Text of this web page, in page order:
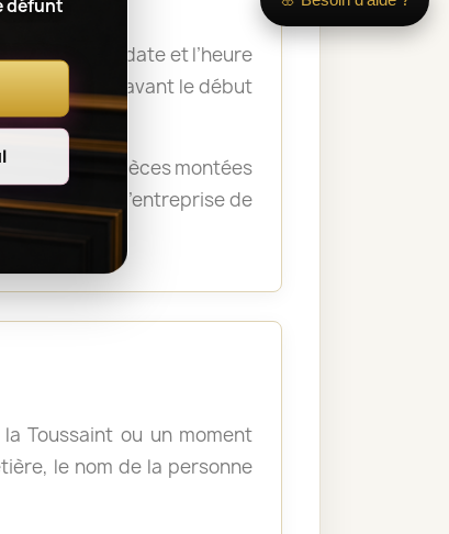
défunt, la date et l’heure
des fleurs avant le début
Certaines pièces montées
ou de l’entreprise de
Toussaint ou un moment
le nom de la personne
défunt